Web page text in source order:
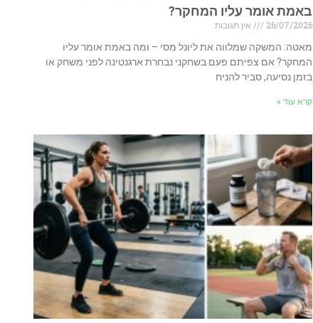
באמת אומר עליו המחקר?
26/07/2026
אין תגובות
מאטה: המשקה שמלווה את ליונל מסי – ומה באמת אומר עליו
המחקר? אם צפיתם פעם בשחקני נבחרת ארגנטינה לפני משחק או
בזמן נסיעה, סביר להניח
קרא עוד »